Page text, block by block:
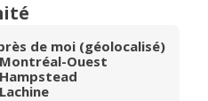
de moi (géolocalisé)
Ouest